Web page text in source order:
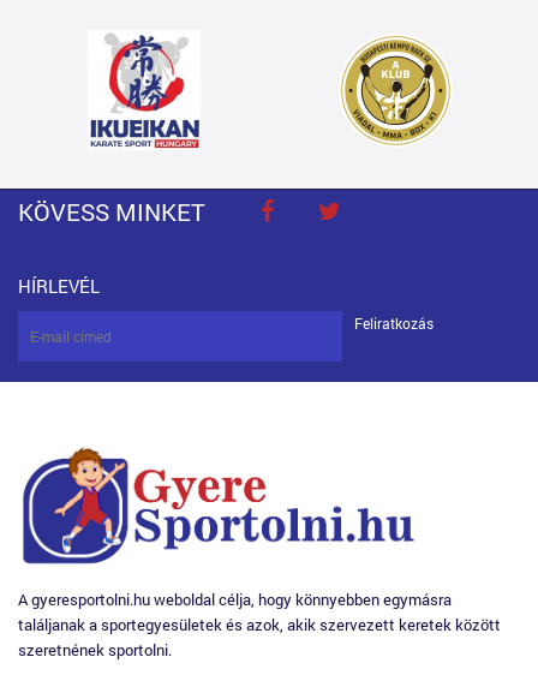
KÖVESS MINKET
HÍRLEVÉL
Feliratkozás
A gyeresportolni.hu weboldal célja, hogy könnyebben egymásra
találjanak a sportegyesületek és azok, akik szervezett keretek között
szeretnének sportolni.